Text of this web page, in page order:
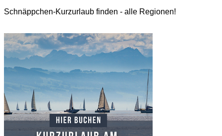
Schnäppchen-Kurzurlaub finden - alle Regionen!